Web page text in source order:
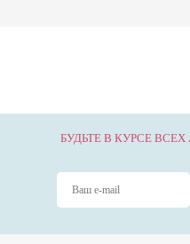
БУДЬТЕ В КУРСЕ